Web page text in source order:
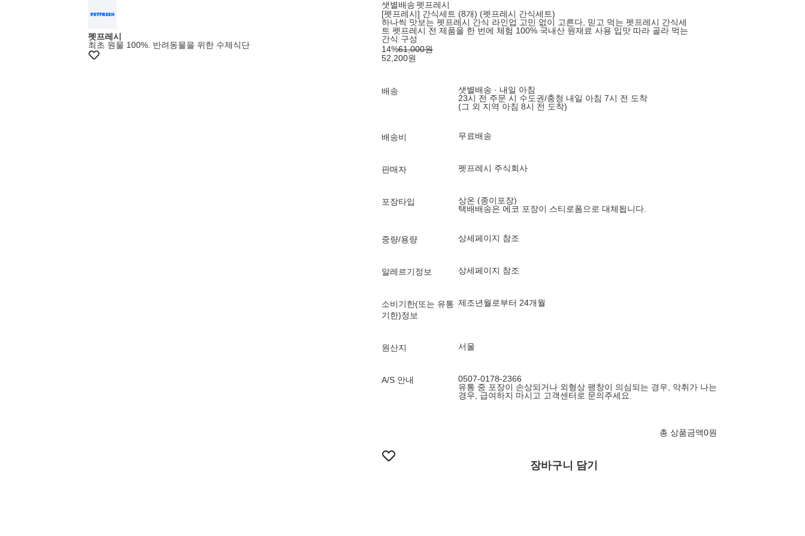
펫프레시
최초 원물 100%. 반려동물을 위한 수제식단
샛별배송펫프레시
[펫프레시] 간식세트 (8개) (펫프레시 간식세트)
하나씩 맛보는 펫프레시 간식 라인업 고민 없이 고른다, 믿고 먹는 펫프레시 간식세
트 펫프레시 전 제품을 한 번에 체험 100% 국내산 원재료 사용 입맛 따라 골라 먹는
간식 구성
14%61,000원
52,200원
배송
샛별배송 · 내일 아침
23시 전 주문 시 수도권/충청 내일 아침 7시 전 도착
(그 외 지역 아침 8시 전 도착)
배송비 무료배송
판매자 펫프레시 주식회사
포장타입
상온 (종이포장)
택배배송은 에코 포장이 스티로폼으로 대체됩니다.
중량/용량 상세페이지 참조
알레르기정보 상세페이지 참조
소비기한(또는 유통
기한)정보
제조년월로부터 24개월
원산지 서울
A/S 안내
0507-0178-2366
유통 중 포장이 손상되거나 외형상 팽창이 의심되는 경우, 악취가 나는
경우, 급여하지 마시고 고객센터로 문의주세요.
총 상품금액0원
장바구니 담기